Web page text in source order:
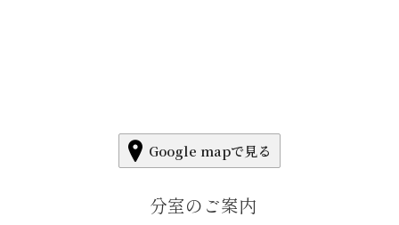
Google mapで見る
分室のご案内